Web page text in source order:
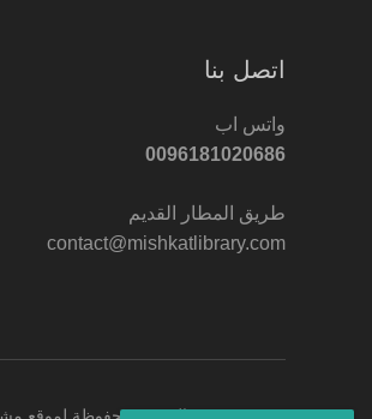
اتصل بنا
واتس اب
0096181020686
طريق المطار القديم
contact@mishkatlibrary.com